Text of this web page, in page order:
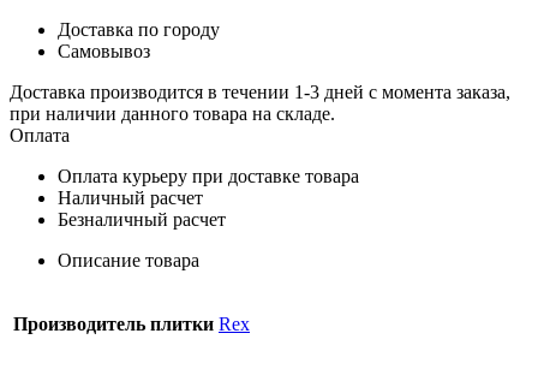
Доставка по городу
Самовывоз
Доставка производится в течении 1-3 дней с момента заказа,
при наличии данного товара на складе.
Оплата
Оплата курьеру при доставке товара
Наличный расчет
Безналичный расчет
Описание товара
Производитель плитки Rex